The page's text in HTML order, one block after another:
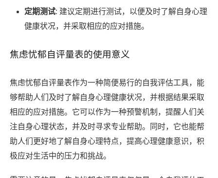
定期测试: 建议定期进行测试，以便及时了解自身心理
健康状况，并采取相应的应对措施。
焦虑忧郁自评量表的使用意义
焦虑忧郁自评量表作为一种简便易行的自我评估工具，能
够帮助人们及时了解自身心理健康状况，并根据结果采取
相应的应对措施。它可以作为一种预警机制，提醒人们关
注自身心理状态，并及时寻求专业帮助。同时，它也能帮
助人们更好地了解自身心理特点，提高心理健康意识，积
极应对生活中的压力和挑战。